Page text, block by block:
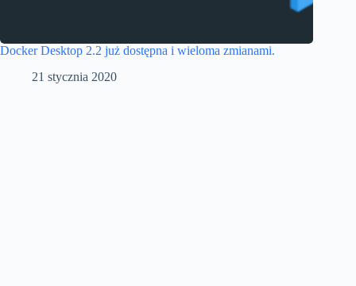
Docker Desktop 2.2 już dostępna i wieloma zmianami.
21 stycznia 2020